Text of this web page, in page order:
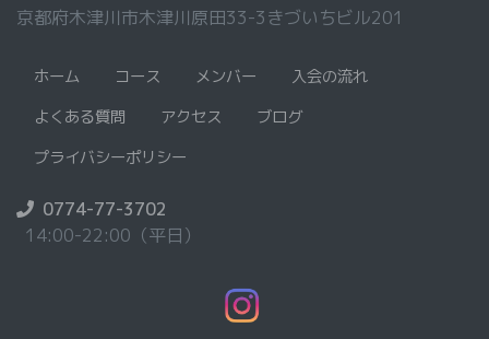
京都府木津川市木津川原田33-3きづいちビル201
ホーム コース メンバー
入会の流れ
よくある質問
アクセス
ブログ
プライバシーポリシー
0774-77-3702
14:00-22:00（平日）